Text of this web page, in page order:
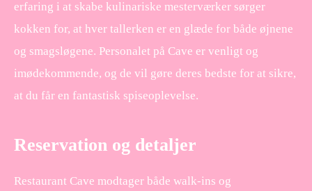
erfaring i at skabe kulinariske mesterværker sørger
kokken for, at hver tallerken er en glæde for både øjnene
og smagsløgene. Personalet på Cave er venligt og
imødekommende, og de vil gøre deres bedste for at sikre,
at du får en fantastisk spiseoplevelse.
Reservation og detaljer
Restaurant Cave modtager både walk-ins og